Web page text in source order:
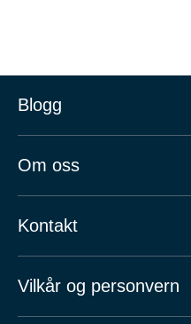
Blogg
Om oss
Kontakt
Vilkår og personvern